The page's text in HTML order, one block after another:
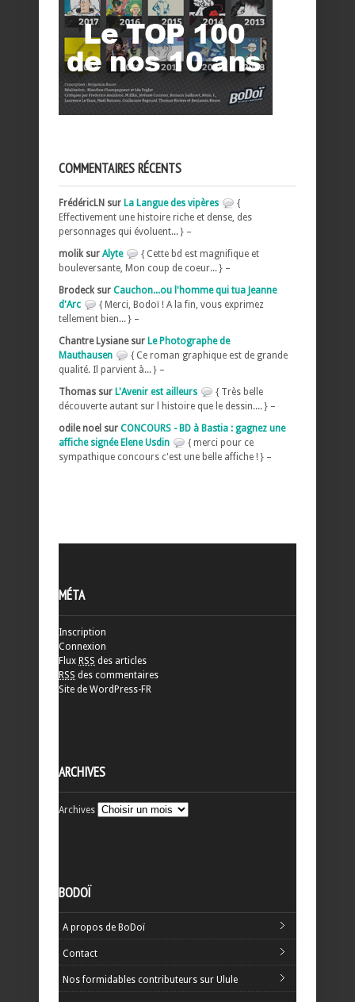
COMMENTAIRES RÉCENTS
FrédéricLN sur La Langue des vipères
{
Effectivement une histoire riche et dense, des
personnages qui évoluent... } –
molik sur Alyte
{ Cette bd est magnifique et
bouleversante, Mon coup de coeur... } –
Brodeck sur Cauchon...ou l'homme qui tua Jeanne
d'Arc
{ Merci, Bodoï ! A la fin, vous exprimez
tellement bien... } –
Chantre Lysiane sur Le Photographe de
Mauthausen
{ Ce roman graphique est de grande
qualité. Il parvient à... } –
Thomas sur L'Avenir est ailleurs
{ Très belle
découverte autant sur l histoire que le dessin.... } –
odile noel sur CONCOURS - BD à Bastia : gagnez une
affiche signée Elene Usdin
{ merci pour ce
sympathique concours c'est une belle affiche ! } –
MÉTA
Inscription
Connexion
Flux RSS des articles
RSS des commentaires
Site de WordPress-FR
ARCHIVES
Archives
BODOÏ
A propos de BoDoï
Contact
Nos formidables contributeurs sur Ulule